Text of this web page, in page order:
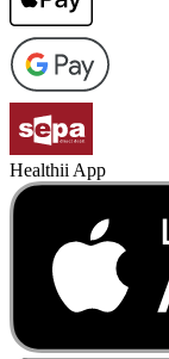
Healthii App